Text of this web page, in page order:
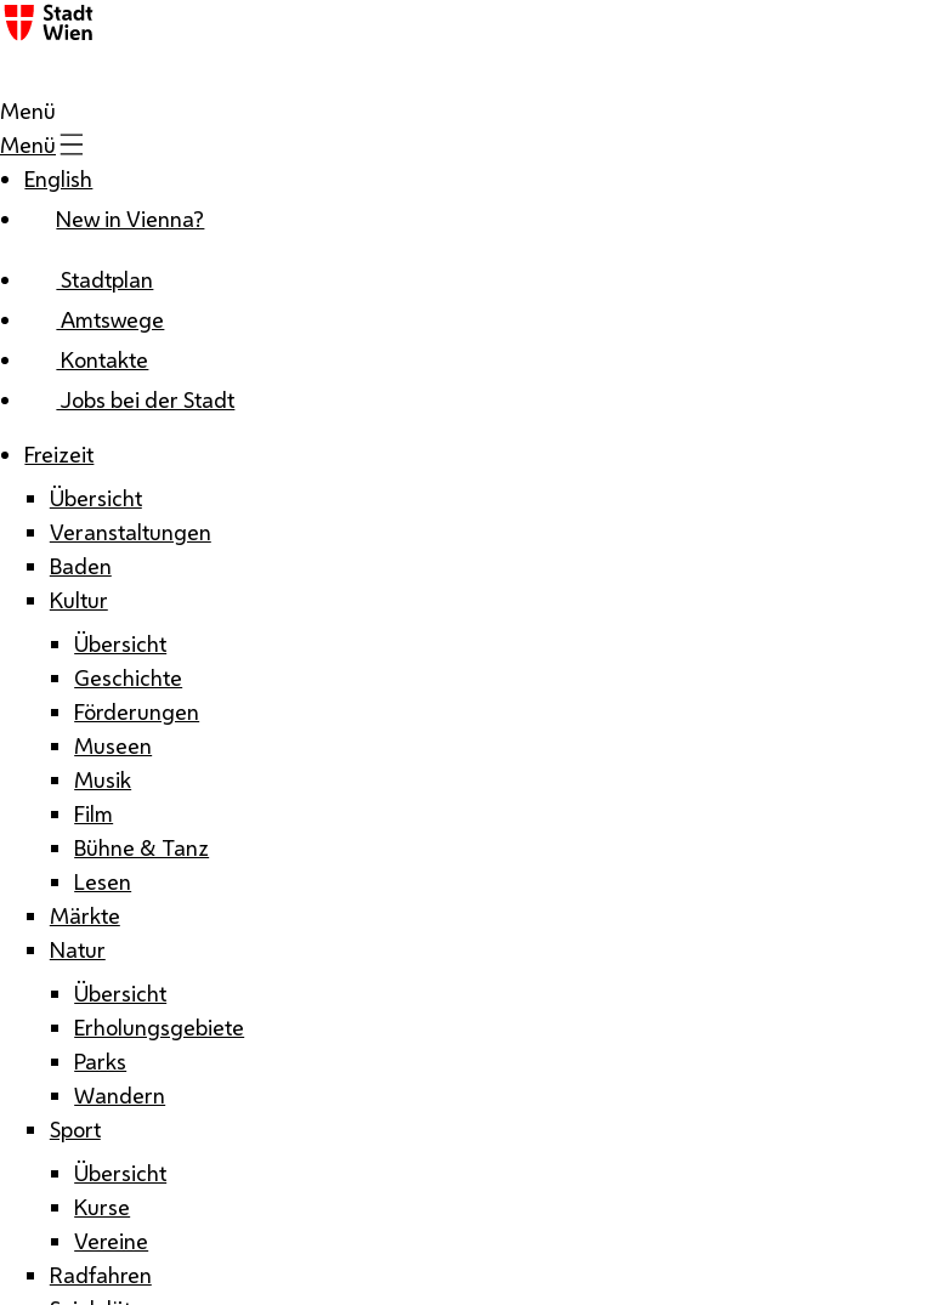
Zum Inhalt
Menü
Menü
English
New in Vienna?
Stadtplan
Amtswege
Kontakte
Jobs bei der Stadt
Freizeit
Übersicht
Veranstaltungen
Baden
Kultur
Übersicht
Geschichte
Förderungen
Museen
Musik
Film
Bühne & Tanz
Lesen
Märkte
Natur
Übersicht
Erholungsgebiete
Parks
Wandern
Sport
Übersicht
Kurse
Vereine
Radfahren